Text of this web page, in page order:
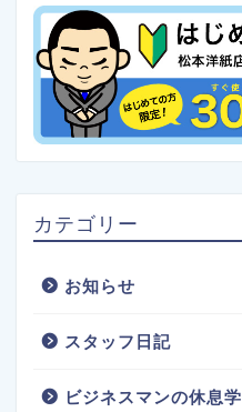
カテゴリー
お知らせ
スタッフ日記
ビジネスマンの休息学